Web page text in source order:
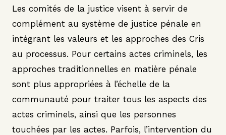
Les comités de la justice visent à servir de
complément au système de justice pénale en
intégrant les valeurs et les approches des Cris
au processus. Pour certains actes criminels, les
approches traditionnelles en matière pénale
sont plus appropriées à l’échelle de la
communauté pour traiter tous les aspects des
actes criminels, ainsi que les personnes
touchées par les actes. Parfois, l’intervention du